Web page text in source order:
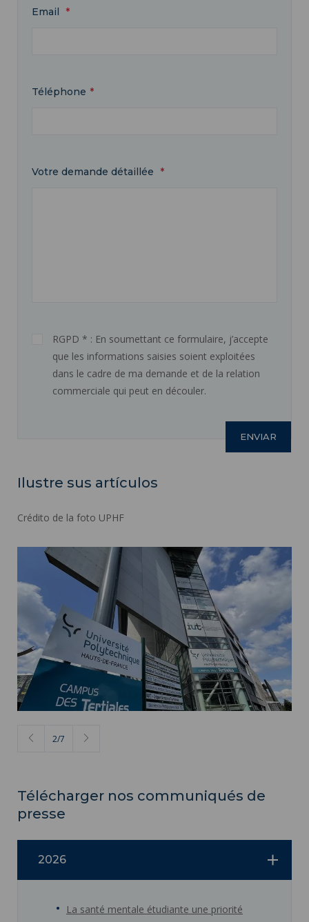
Email
Téléphone
Votre demande détaillée
RGPD * : En soumettant ce formulaire, j’accepte
que les informations saisies soient exploitées
dans le cadre de ma demande et de la relation
commerciale qui peut en découler.
Ilustre sus artículos
Crédito de la foto UPHF
2/7
Télécharger nos communiqués de
presse
2026
La santé mentale étudiante une priorité